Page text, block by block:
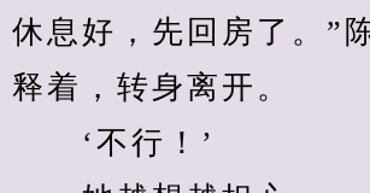
休息好，先回房了。”
释着，转身离开。
‘不行！’